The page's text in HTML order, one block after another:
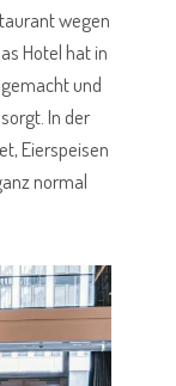
wegen
Hotel hat in
und
In der
Eierspeisen
normal